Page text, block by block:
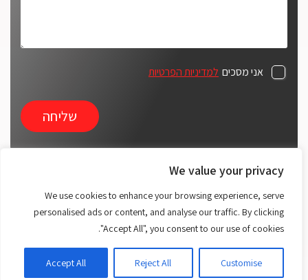
We value your privacy
We use cookies to enhance your browsing experience, serve
personalised ads or content, and analyse our traffic. By clicking
"Accept All", you consent to our use of cookies.
Customise
Reject All
Accept All
אני מסכים למדיניות הפרטיות
ארק אוטומציה מובילה בפיתוח וייצור מערכות אוטומציה,
רובוטיקה ומכונות ייעודיות לתעשייה. אנו מתמחים במכניקה
עדינה ובמציאת פתרונות חדשניים, ומספקים מענה מדויק
הכולל מבדקים אוטומטיים, מערכות בקרה ויישומי איסוף נתונים.
כל הזכויות שמורות 2025. ארק אוטומציה